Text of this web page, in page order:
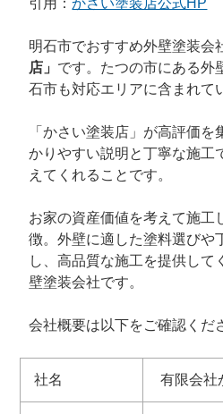
明石市でおすすめ外壁塗装会
店」 です。たつの市にある外
石市も対応エリアに含まれて
「かさい塗装店」が高評価
かりやすい説明と丁寧な施工
えてくれることです。
お家の資産価値を考えて施工
徴。外壁に適した塗料選びや
し、高品質な施工を提供して
壁塗装会社です。
会社概要は以下をご確認くだ
社名 有限会社